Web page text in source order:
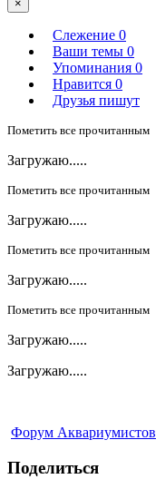
×
Слежение 0
Ваши темы 0
Упоминания 0
Нравится 0
Друзья пишут
Пометить все прочитанным
Загружаю.....
Пометить все прочитанным
Загружаю.....
Пометить все прочитанным
Загружаю.....
Пометить все прочитанным
Загружаю.....
Загружаю.....
Форум Аквариумистов
Поделиться